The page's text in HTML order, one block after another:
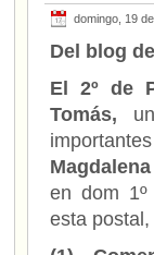
domingo, 19
Del blog
El 2º de
Tomás,
Magdalena
en dom
esta